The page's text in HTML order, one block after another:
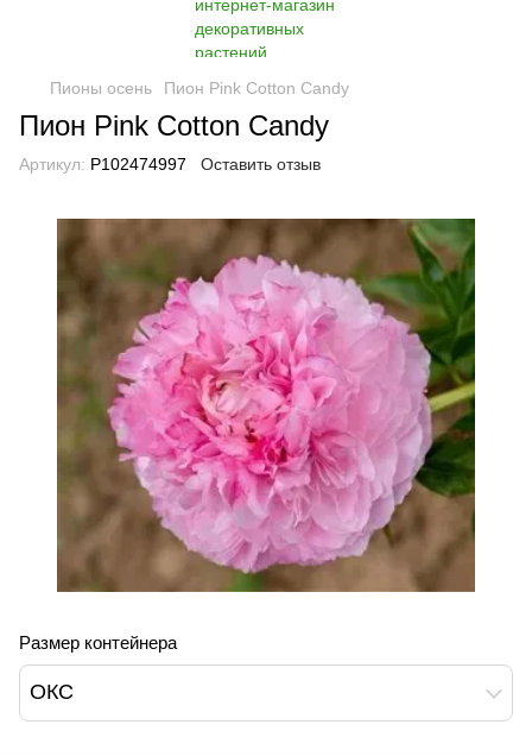
Пионы осень Пион Pink Cotton Candy
Пион Pink Cotton Candy
Артикул: P102474997 Оставить отзыв
Размер контейнера
ОКС